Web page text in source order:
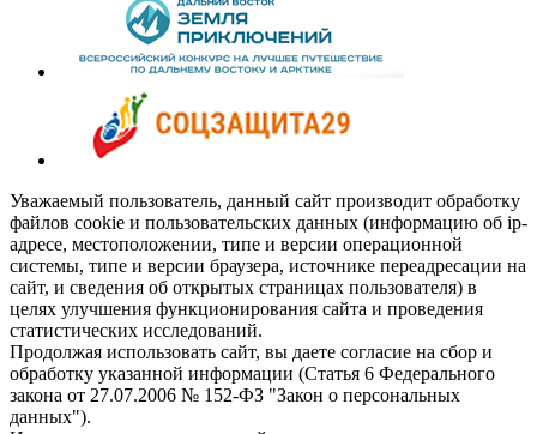
Уважаемый пользователь, данный сайт производит обработку
файлов cookie и пользовательских данных (информацию об ip-
адресе, местоположении, типе и версии операционной
системы, типе и версии браузера, источнике переадресации на
сайт, и сведения об открытых страницах пользователя) в
целях улучшения функционирования сайта и проведения
статистических исследований.
Продолжая использовать сайт, вы даете согласие на сбор и
обработку указанной информации (Статья 6 Федерального
закона от 27.07.2006 № 152-ФЗ "Закон о персональных
данных").